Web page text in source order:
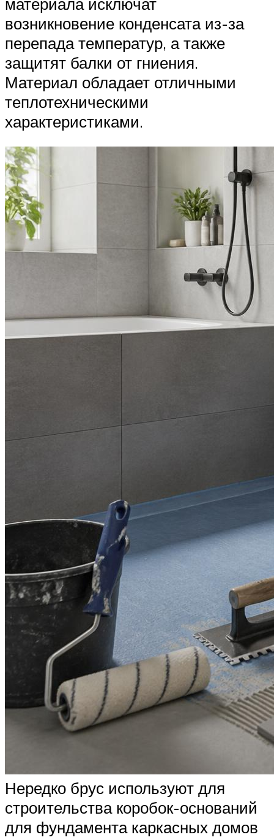
возникновение конденсата из-за
перепада температур, а также
защитят балки от гниения.
Материал обладает отличными
теплотехническими
характеристиками.
Нередко брус используют для
строительства коробок-оснований
для фундамента каркасных домов